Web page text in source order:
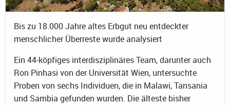
Bis zu 18.000 Jahre altes Erbgut neu entdeckter
menschlicher Überreste wurde analysiert
Ein 44-köpfiges interdisziplinäres Team, darunter auch
Ron Pinhasi von der Universität Wien, untersuchte
Proben von sechs Individuen, die in Malawi, Tansania
und Sambia gefunden wurden. Die älteste bisher